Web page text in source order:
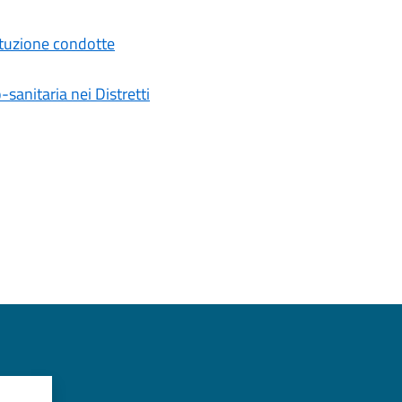
condotte
sanitaria nei Distretti